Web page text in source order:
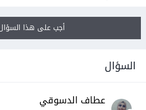
أجب على هذا السؤال
السؤال
عطاف الدسوقي